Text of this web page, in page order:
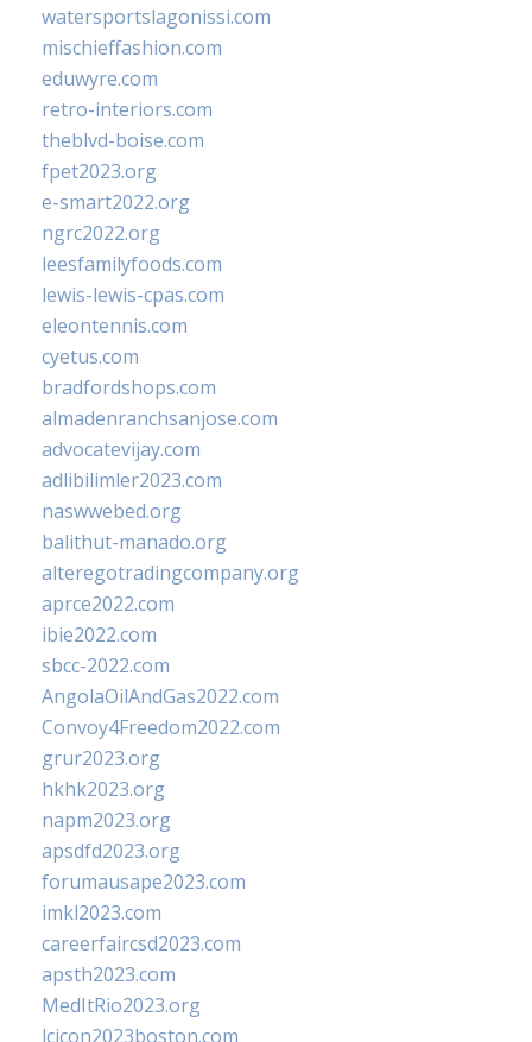
watersportslagonissi.com
mischieffashion.com
eduwyre.com
retro-interiors.com
theblvd-boise.com
fpet2023.org
e-smart2022.org
ngrc2022.org
leesfamilyfoods.com
lewis-lewis-cpas.com
eleontennis.com
cyetus.com
bradfordshops.com
almadenranchsanjose.com
advocatevijay.com
adlibilimler2023.com
naswwebed.org
balithut-manado.org
alteregotradingcompany.org
aprce2022.com
ibie2022.com
sbcc-2022.com
AngolaOilAndGas2022.com
Convoy4Freedom2022.com
grur2023.org
hkhk2023.org
napm2023.org
apsdfd2023.org
forumausape2023.com
imkl2023.com
careerfaircsd2023.com
apsth2023.com
MedItRio2023.org
lcicon2023boston.com